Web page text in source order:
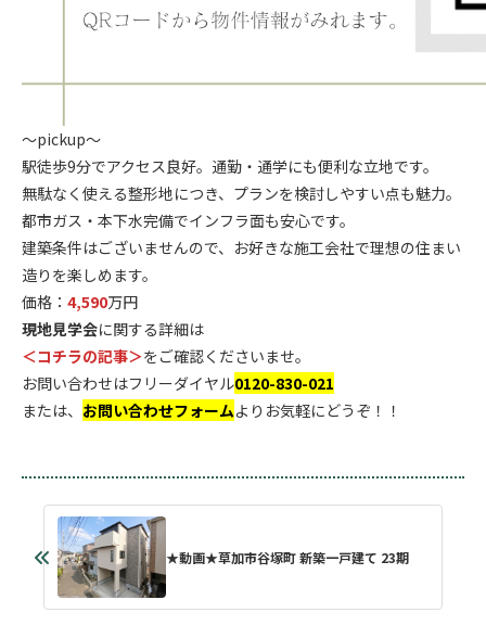
～pickup～
駅徒歩9分でアクセス良好。通勤・通学にも便利な立地です。
無駄なく使える整形地につき、プランを検討しやすい点も魅力。
都市ガス・本下水完備でインフラ面も安心です。
建築条件はございませんので、お好きな施工会社で理想の住まい
造りを楽しめます。
価格： 4,590万円
現地見学会に関する詳細は
＜コチラの記事＞をご確認くださいませ。
お問い合わせはフリーダイヤル0120-830-021
または、 お問い合わせフォームよりお気軽にどうぞ！！
★動画★草加市谷塚町 新築一戸建て 23期